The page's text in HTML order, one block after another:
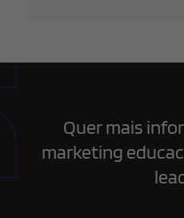
Quer mais
marketing